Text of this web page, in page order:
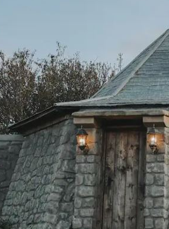
Santa Fe: Мощное Сочетание
И Новаций При Расходе 6 Л